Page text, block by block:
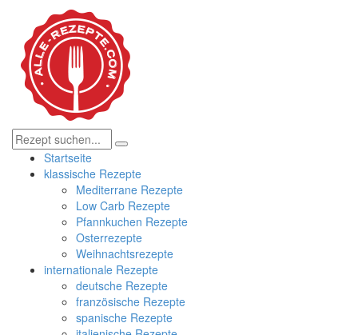
Startseite
klassische Rezepte
Mediterrane Rezepte
Low Carb Rezepte
Pfannkuchen Rezepte
Osterrezepte
Weihnachtsrezepte
internationale Rezepte
deutsche Rezepte
französische Rezepte
spanische Rezepte